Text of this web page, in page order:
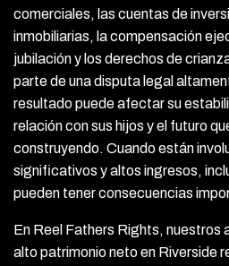
comerciales, las cuentas de
inmobiliarias, la compensación
jubilación y los derechos de
parte de una disputa legal
resultado puede afectar su
relación con sus hijos y el futuro
construyendo. Cuando están
significativos y altos ingresos,
pueden tener consecuencias
En Reel Fathers Rights, nuestros
alto patrimonio neto en Riverside